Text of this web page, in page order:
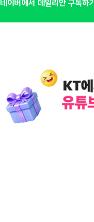
네이버에서 데일리안 구독하기